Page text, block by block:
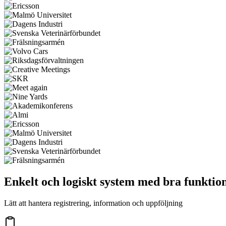
Enkelt och logiskt system med bra
Lätt att hantera registrering, information och uppföljning